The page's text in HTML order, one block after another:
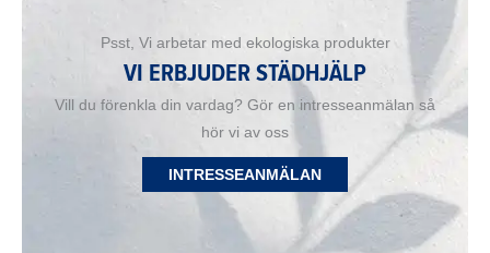
Psst, Vi arbetar med ekologiska produkter
VI ERBJUDER STÄDHJÄLP
Vill du förenkla din vardag? Gör en intresseanmälan så
hör vi av oss
INTRESSEANMÄLAN